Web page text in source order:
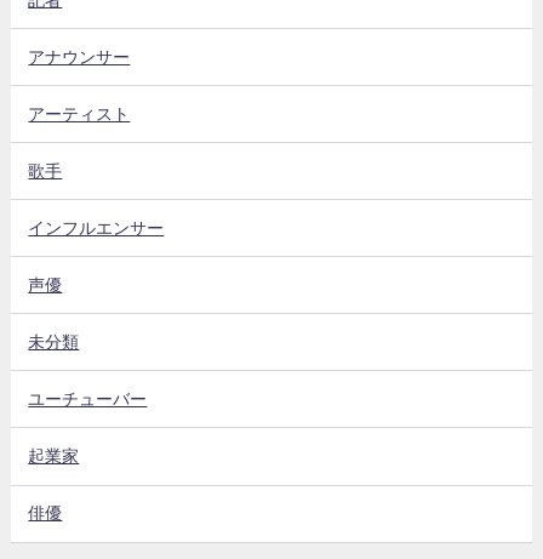
アナウンサー
アーティスト
歌手
インフルエンサー
声優
未分類
ユーチューバー
起業家
俳優